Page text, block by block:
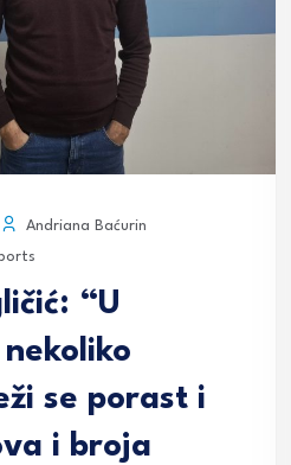
Andriana Baćurin
“U
se porast i
i broja